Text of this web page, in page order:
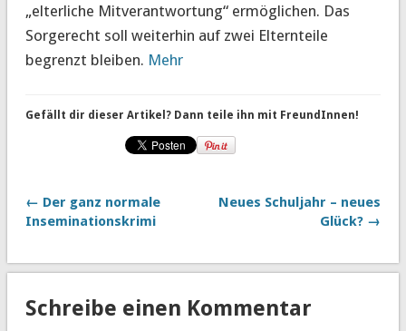
„elterliche Mitverantwortung“ ermöglichen. Das
Sorgerecht soll weiterhin auf zwei Elternteile
begrenzt bleiben. Mehr
Gefällt dir dieser Artikel? Dann teile ihn mit FreundInnen!
← Der ganz normale
Inseminationskrimi
Neues Schuljahr – neues
Glück? →
Schreibe einen Kommentar